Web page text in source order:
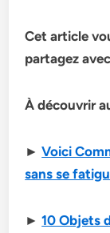
Cet article
partagez
À découvrir
► Voici
sans se
►10 Objets